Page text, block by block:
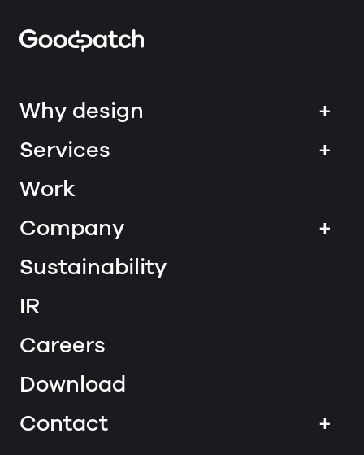
Why design
+
Services
+
Work
Company
+
Sustainability
IR
Careers
Download
Contact
+